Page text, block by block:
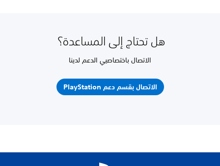
هل تحتاج إلى المساعدة؟
الاتصال باختصاصيي الدعم لدينا
الاتصال بقسم دعم PlayStation